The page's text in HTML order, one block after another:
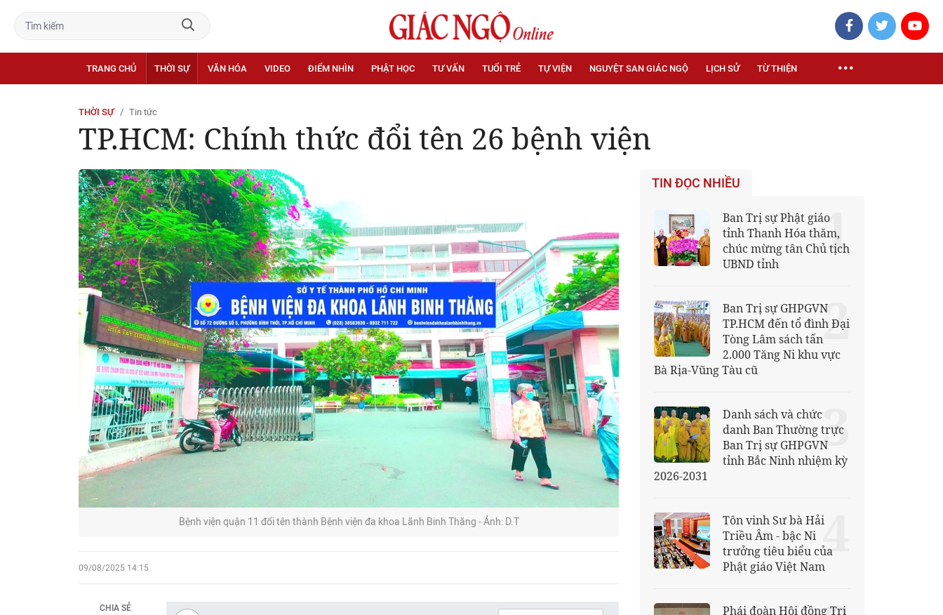
TRANG CHỦ THỜI SỰ VĂN HÓA VIDEO ĐIỂM NHÌN PHẬT HỌC TƯ VẤN TUỔI TRẺ TỰ VIỆN NGUYỆT SAN GIÁC NGỘ LỊCH SỬ TỪ THIỆN
THỜI SỰ Tin tức
TP.HCM: Chính thức đổi tên 26 bệnh viện
Bệnh viện quận 11 đổi tên thành Bệnh viện đa khoa Lãnh Binh Thăng - Ảnh: D.T
09/08/2025 14:15
CHIA SẺ
TIN ĐỌC NHIỀU
Ban Trị sự Phật giáo
tỉnh Thanh Hóa thăm,
chúc mừng tân Chủ tịch
UBND tỉnh
1
Ban Trị sự GHPGVN
TP.HCM đến tổ đình Đại
Tòng Lâm sách tấn
2.000 Tăng Ni khu vực
Bà Rịa-Vũng Tàu cũ
2
Danh sách và chức
danh Ban Thường trực
Ban Trị sự GHPGVN
tỉnh Bắc Ninh nhiệm kỳ
2026-2031
3
Tôn vinh Sư bà Hải
Triều Âm - bậc Ni
trưởng tiêu biểu của
Phật giáo Việt Nam
4
Phái đoàn Hội đồng Trị